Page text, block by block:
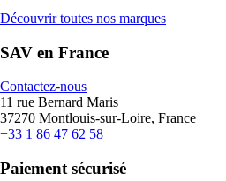
Découvrir toutes nos marques
SAV en France
Contactez-nous
11 rue Bernard Maris
37270 Montlouis-sur-Loire, France
+33 1 86 47 62 58
Paiement sécurisé